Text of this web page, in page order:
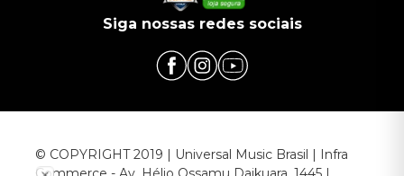
Siga nossas redes sociais
© COPYRIGHT 2019 | Universal Music Brasil | Infra